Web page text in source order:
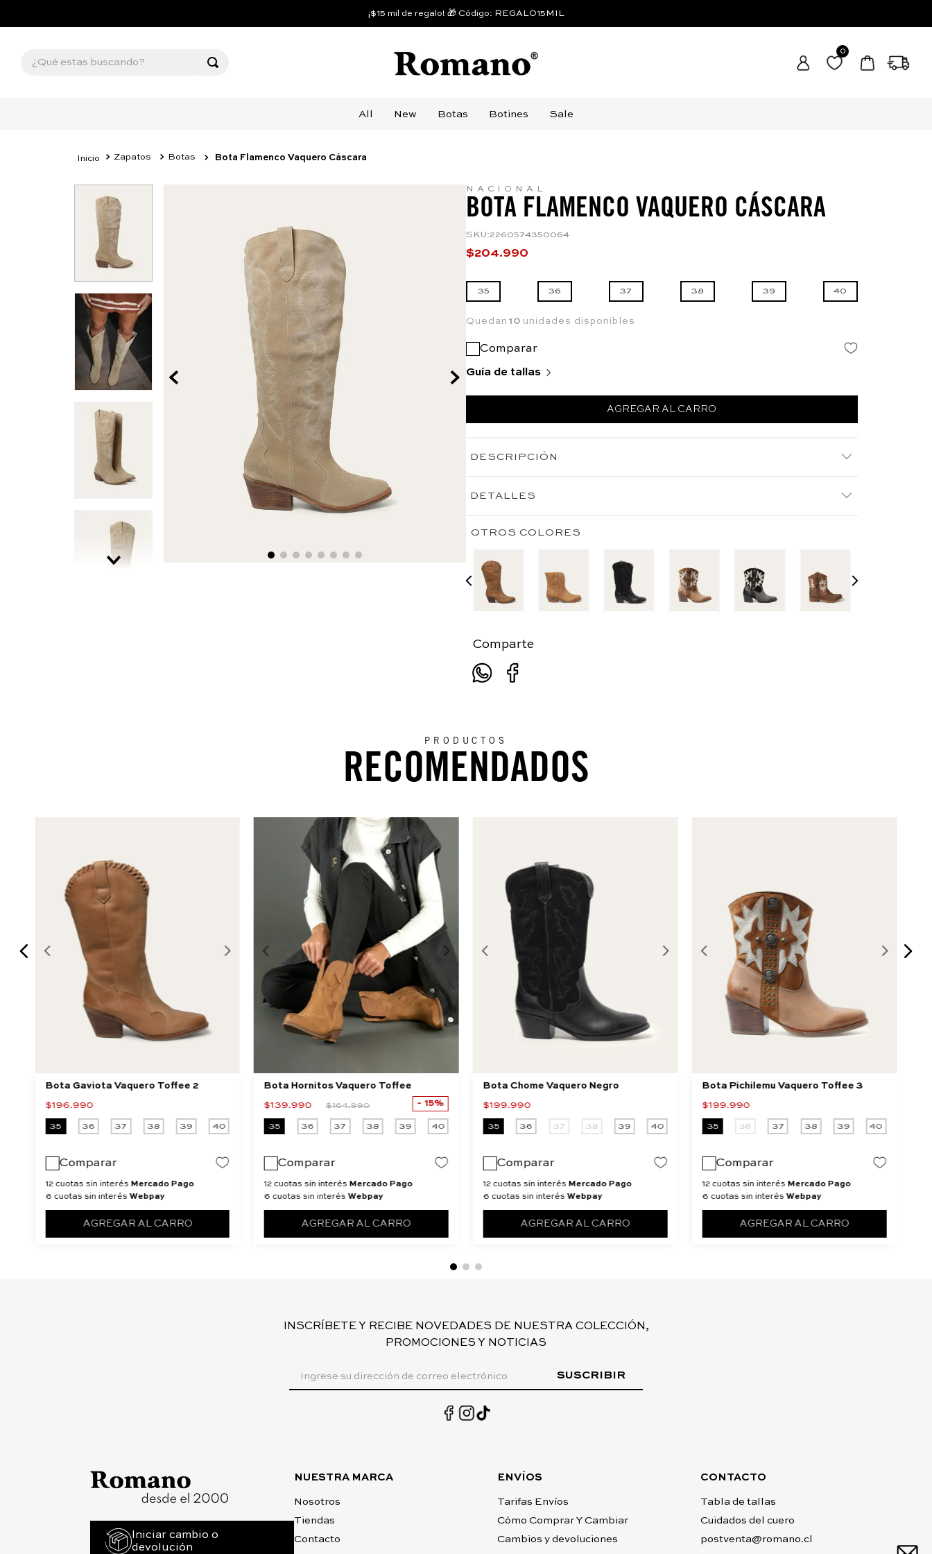
¡$15 mil de regalo! 🎁 Código: REGALO15MIL
¿Qué estas buscando? 0
All New Botas Botines Sale
Zapatos Botas Bota Flamenco Vaquero Cáscara
NACIONAL
BOTA FLAMENCO VAQUERO CÁSCARA
SKU:2260574350064
$204.990
35 36 37 38 39 40
Quedan 10 unidades disponibles
Comparar
Guía de tallas
AGREGAR AL CARRO
DESCRIPCIÓN
DETALLES
OTROS COLORES
Comparte
PRODUCTOS
RECOMENDADOS
Bota Gaviota Vaquero Toffee 2
$196.990
35 36 37 38 39 40
Comparar
12 cuotas sin interés Mercado Pago
6 cuotas sin interés Webpay
AGREGAR AL CARRO
Bota Hornitos Vaquero Toffee
$139.990 $164.990 15%
35 36 37 38 39 40
Comparar
12 cuotas sin interésMercado Pago
6 cuotas sin interésWebpay
AGREGAR AL CARRO
Bota Chome Vaquero Negro
$199.990
35 36 37 38 39 40
Comparar
12 cuotas sin interés Mercado Pago
6 cuotas sin interés Webpay
AGREGAR AL CARRO
Bota Pichilemu Vaquero Toffee 3
$199.990
35 36 37 38 39 40
Comparar
12 cuotas sin interés Mercado Pago
6 cuotas sin interés Webpay
AGREGAR AL CARRO
INSCRÍBETE Y RECIBE NOVEDADES DE NUESTRA COLECCIÓN,
PROMOCIONES Y NOTICIAS
SUSCRIBIR
Iniciar cambio o
devolución
NUESTRA MARCA
Nosotros
Tiendas
Contacto
ENVÍOS
Tarifas Envíos
Cómo Comprar Y Cambiar
Cambios y devoluciones
CONTACTO
Tabla de tallas
Cuidados del cuero
postventa@romano.cl